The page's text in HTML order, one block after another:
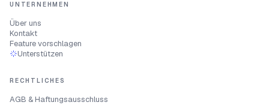
UNTERNEHMEN
Über uns
Kontakt
Feature vorschlagen
Unterstützen
RECHTLICHES
AGB & Haftungsausschluss